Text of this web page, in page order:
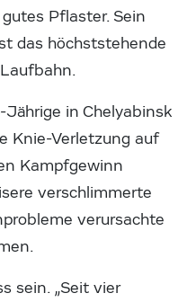
Pflaster. Sein
das höchststehende
Jährige in Chelyabinsk
Knie-Verletzung auf
Kampfgewinn
verschlimmerte
verursachte
sein. „Seit vier